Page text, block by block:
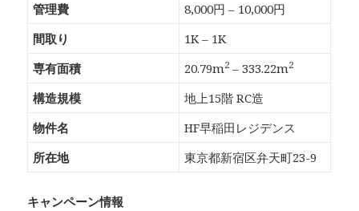
管理費
8,000円 – 10,000円
間取り
1K – 1K
専有面積
20.79m2 – 333.22m2
構造規模
地上15階 RC造
物件名
HF早稲田レジデンス
所在地
東京都新宿区弁天町23-9
キャンペーン情報